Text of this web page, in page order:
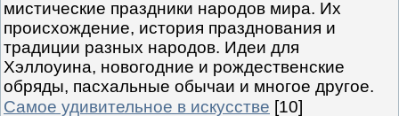
мистические праздники народов мира. Их
происхождение, история празднования и
традиции разных народов. Идеи для
Хэллоуина, новогодние и рождественские
обряды, пасхальные обычаи и многое другое.
Самое удивительное в искусстве [10]